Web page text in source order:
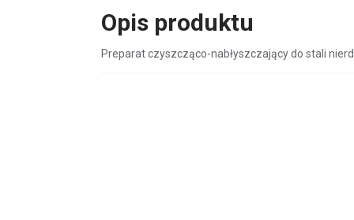
Opis produktu
Preparat czyszcząco-nabłyszczający do stali